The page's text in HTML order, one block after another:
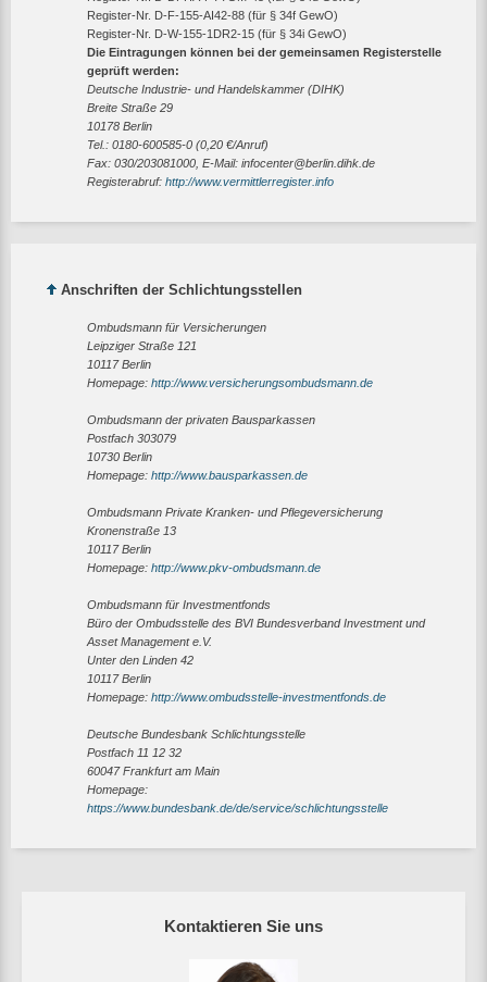
Kontaktieren Sie uns
Register-Nr. D-F-155-AI42-88 (für § 34f GewO)
Register-Nr. D-W-155-1DR2-15 (für § 34i GewO)
Die Eintragungen können bei der gemeinsamen Registerstelle
geprüft werden:
Deutsche Industrie- und Handelskammer (DIHK)
Breite Straße 29
10178 Berlin
Tel.: 0180-600585-0 (0,20 €/Anruf)
Fax: 030/203081000, E-Mail: infocenter@berlin.dihk.de
Registerabruf: http://www.vermittlerregister.info
Anschriften der Schlichtungsstellen
Ombudsmann für Versicherungen
Leipziger Straße 121
10117 Berlin
Homepage: http://www.versicherungsombudsmann.de
Ombudsmann der privaten Bausparkassen
Postfach 303079
10730 Berlin
Homepage: http://www.bausparkassen.de
Ombudsmann Private Kranken- und Pflegeversicherung
Kronenstraße 13
10117 Berlin
Homepage: http://www.pkv-ombudsmann.de
Ombudsmann für Investmentfonds
Büro der Ombudsstelle des BVI Bundesverband Investment und
Asset Management e.V.
Unter den Linden 42
10117 Berlin
Homepage: http://www.ombudsstelle-investmentfonds.de
Deutsche Bundesbank Schlichtungsstelle
Postfach 11 12 32
60047 Frankfurt am Main
Homepage:
https://www.bundesbank.de/de/service/schlichtungsstelle